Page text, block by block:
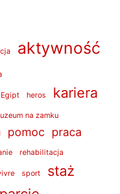
aktywność
Egipt heros kariera
na zamku
pomoc praca
rehabilitacja
sport staż